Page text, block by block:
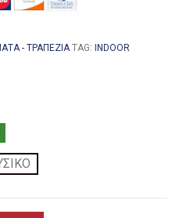
- ΤΡΑΠΈΖΙΑ TAG: INDOOR